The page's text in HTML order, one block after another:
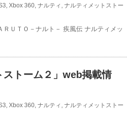
, Xbox 360, ナルティ , ナルティメットストー
ＲＵＴＯ－ナルト－ 疾風伝 ナルティメッ
ストーム２」web掲載情
, Xbox 360, ナルティ , ナルティメットストー